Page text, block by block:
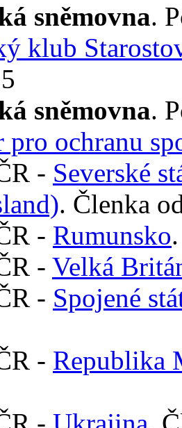
sněmovna.
klub
sněmovna.
pro ochranu
- Severské
. Členka
- Rumunsko
- Velká
- Spojené
- Republika